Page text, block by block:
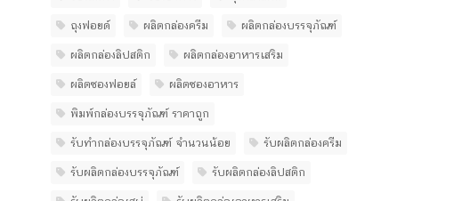
ถุงฟอยด์ ผลิตกล่องครีม ผลิตกล่องบรรจุภัณฑ์
ผลิตกล่องลิปสติก ผลิตกล่องอาหารเสริม
ผลิตซองฟอยล์ ผลิตซองอาหาร
พิมพ์กล่องบรรจุภัณฑ์ ราคาถูก
รับทํากล่องบรรจุภัณฑ์ จํานวนน้อย รับผลิตกล่องครีม
รับผลิตกล่องบรรจุภัณฑ์ รับผลิตกล่องลิปสติก